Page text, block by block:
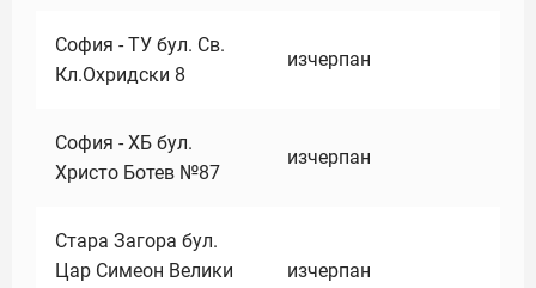
София - ТУ бул. Св.
Кл.Охридски 8
изчерпан
София - ХБ бул.
Христо Ботев №87
изчерпан
Стара Загора бул.
Цар Симеон Велики
изчерпан